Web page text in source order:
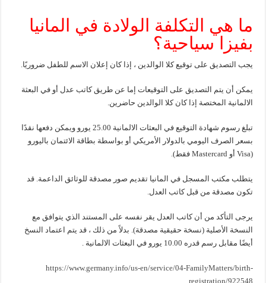
ما هي التكلفة الولادة في المانيا
بفيزا سياحية؟
يجب التصديق على توقيع كلا الوالدين ، إذا كان إعلان الاسم للطفل ضروريًا.
يمكن أن يتم التصديق على التوقيعات إما عن طريق كاتب عدل أو في البعثة
الالمانية المختصة إذا كان كلا الوالدين حاضرين.
تبلغ رسوم شهادة التوقيع في البعثات الالمانية 25.00 يورو ويمكن دفعها نقدًا
بسعر الصرف اليومي بالدولار الأمريكي أو بواسطة بطاقة الائتمان باليورو
(Visa أو Mastercard فقط).
يتطلب مكتب المسجل في المانيا تقديم صور مصدقة للوثائق الداعمة. قد
تكون مصدقة من قبل كاتب العدل.
يرجى التأكد من أن كاتب العدل يقر نفسه على المستند الذي يتوافق مع
النسخة الأصلية (نسخة حقيقية مصدقة). بدلاً من ذلك ، قد يتم اعتماد النسخ
أيضًا مقابل رسم قدره 10.00 يورو في البعثات الالمانية .
https://www.germany.info/us-en/service/04-FamilyMatters/birth-
registration/922548